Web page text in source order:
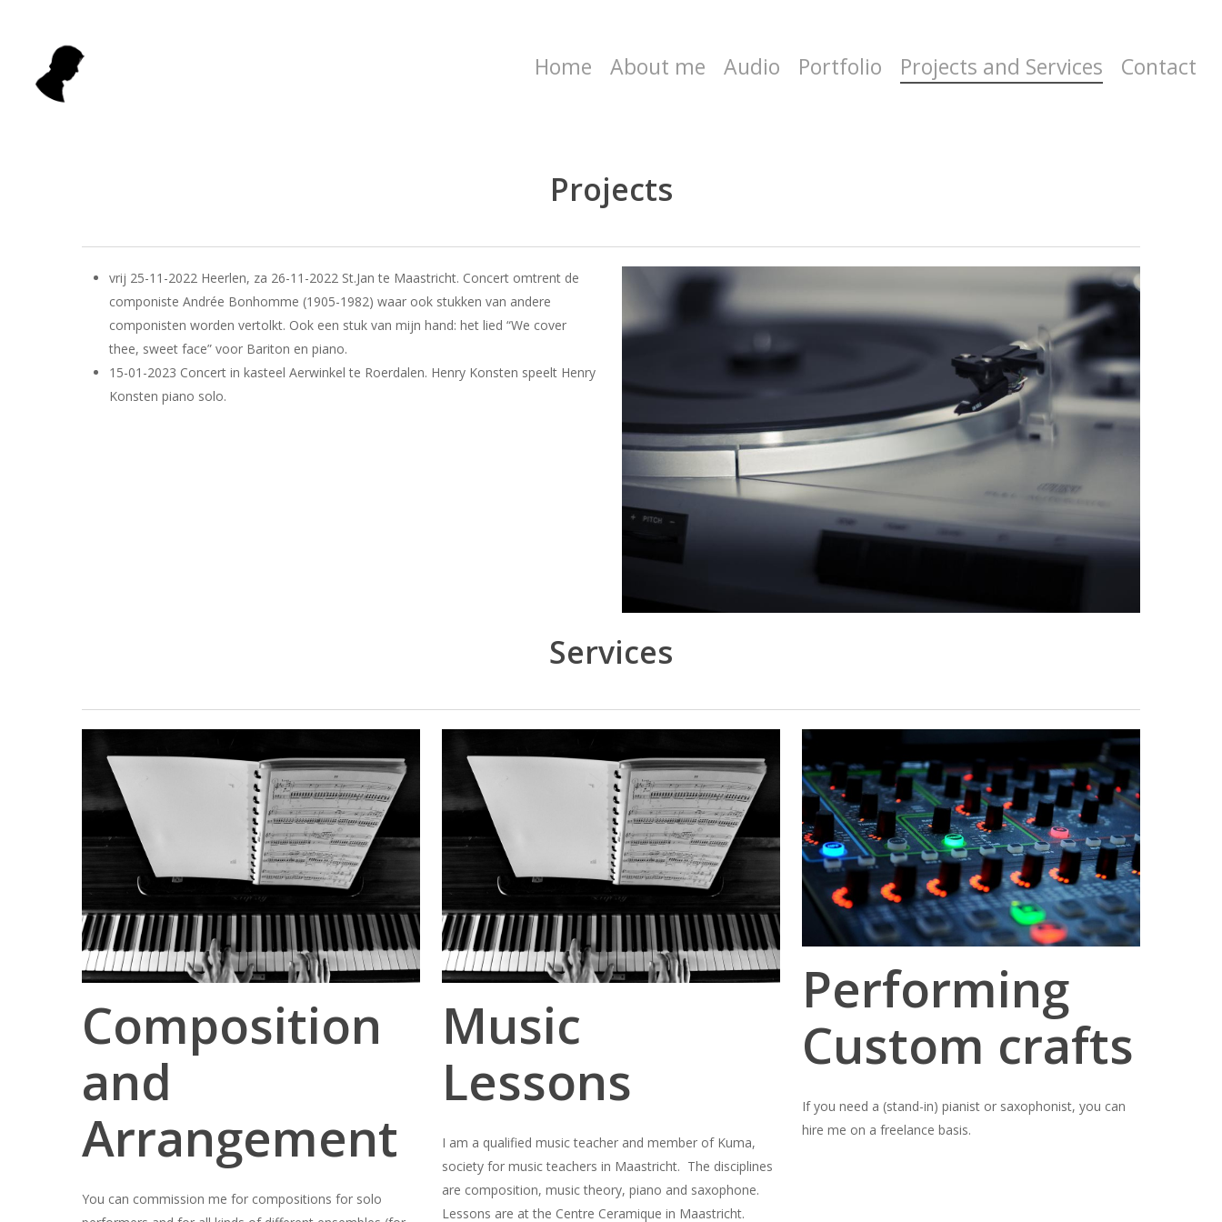
content
Home About me Audio Portfolio Projects and Services Contact
Projects
vrij 25-11-2022 Heerlen, za 26-11-2022 St.Jan te Maastricht. Concert omtrent de
componiste Andrée Bonhomme (1905-1982) waar ook stukken van andere
componisten worden vertolkt. Ook een stuk van mijn hand: het lied “We cover
thee, sweet face” voor Bariton en piano.
15-01-2023 Concert in kasteel Aerwinkel te Roerdalen. Henry Konsten speelt Henry
Konsten piano solo.
Services
Composition
and
Arrangement
You can commission me for compositions for solo
Music
Lessons
I am a qualified music teacher and member of Kuma,
society for music teachers in Maastricht. The disciplines
are composition, music theory, piano and saxophone.
Lessons are at the Centre Ceramique in Maastricht.
Performing
Custom crafts
If you need a (stand-in) pianist or saxophonist, you can
hire me on a freelance basis.